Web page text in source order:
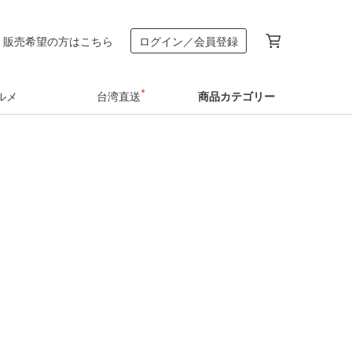
販売希望の方はこちら ログイン／会員登録
メ 台湾直送 商品カテゴリー